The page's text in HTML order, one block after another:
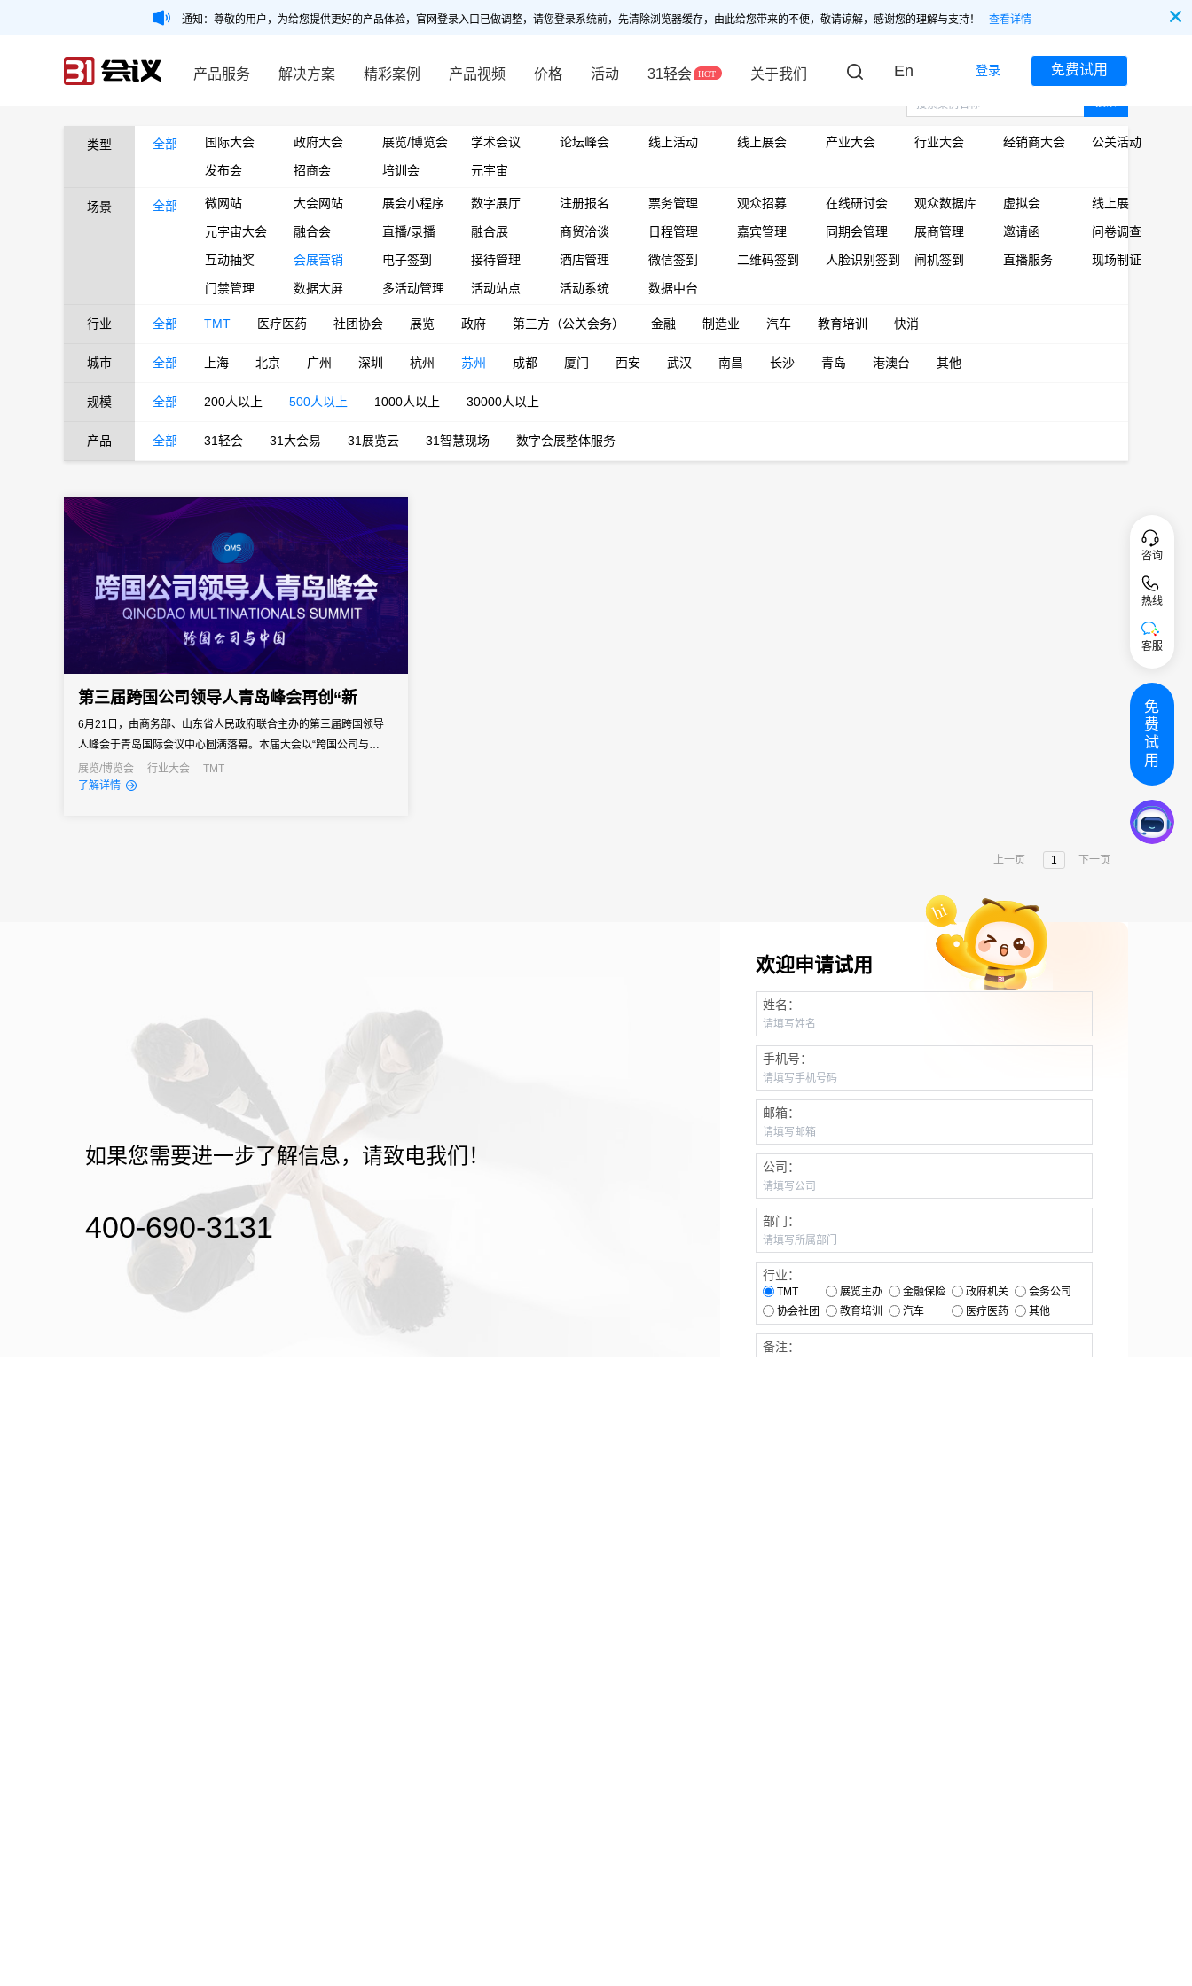
通知：尊敬的用户，为给您提供更好的产品体验，官网登录入口已做调整，请您登录系统前，先清除浏览器缓存，由此给您带来的不便，敬请谅解，感谢您的理解与支持！ 查看详情
产品服务 解决方案 精彩案例 产品视频 价格 活动 31轻会 关于我们 En 登录 免费试用
类型 全部 国际大会 政府大会 展览/博览会 学术会议 论坛峰会 线上活动 线上展会 产业大会 行业大会 经销商大会
公关活动
发布会
招商会 培训会 元宇宙
场景 全部 微网站 大会网站 展会小程序 数字展厅 注册报名 票务管理 观众招募 在线研讨会 观众数据库 虚拟会
线上展
元宇宙大会
融合会 直播/录播 融合展 商贸洽谈 日程管理 嘉宾管理 同期会管理 展商管理 邀请函
问卷调查
互动抽奖
会展营销 电子签到 接待管理 酒店管理 微信签到 二维码签到 人脸识别签到 闸机签到 直播服务
现场制证
门禁管理
数据大屏 多活动管理 活动站点 活动系统 数据中台
行业 全部 TMT 医疗医药 社团协会 展览 政府 第三方（公关会务） 金融 制造业 汽车 教育培训 快消
城市 全部 上海 北京 广州 深圳 杭州 苏州 成都 厦门 西安 武汉 南昌 长沙 青岛 港澳台 其他
规模 全部 200人以上 500人以上 1000人以上 30000人以上
产品 全部 31轻会 31大会易 31展览云 31智慧现场 数字会展整体服务
第三届跨国公司领导人青岛峰会再创“新
6月21日，由商务部、山东省人民政府联合主办的第三届跨国领导
人峰会于青岛国际会议中心圆满落幕。本届大会以“跨国公司与中国”
为主题，为跨国公司、工商各界、政界和学界提供了沟通交流的机
会与平台。本届大会吸引来自境外467家世界500强企业和行业领军
展览/博览会 行业大会
TMT
了解详情
上一页 1 下一页
如果您需要进一步了解信息，请致电我们！
400-690-3131
欢迎申请试用
姓名：
手机号：
邮箱：
公司：
部门：
行业：
TMT 展览主办 金融保险 政府机关
会务公司
协会社团
教育培训 汽车 医疗医药 其他
备注：
咨询
热线
客服
免
费
试
用